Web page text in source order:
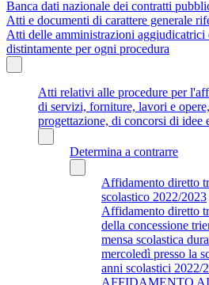
Banca dati nazionale dei contratti
Atti e documenti di carattere generale
Atti delle amministrazioni aggiudicatrici
distintamente per ogni procedura
Atti relativi alle procedure per
di servizi, forniture, lavori e
progettazione, di concorsi di idee
Determina a contrarre
Affidamento diretto
scolastico 2022/2023
Affidamento diretto
della concessione
mensa scolastica
mercoledì presso la
anni scolastici 2022/
AFFIDAMENTO